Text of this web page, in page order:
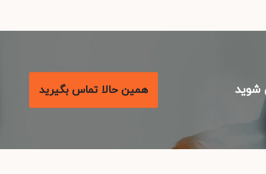
همین حالا تماس بگیرید